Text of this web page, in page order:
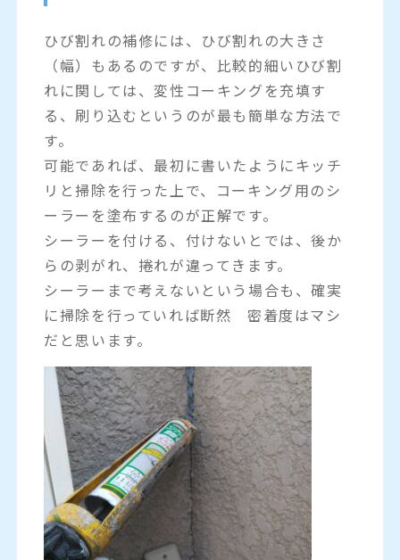
ひび割れの補修には、ひび割れの大きさ
（幅）もあるのですが、比較的細いひび割
れに関しては、変性コーキングを充填す
る、刷り込むというのが最も簡単な方法で
す。
可能であれば、最初に書いたようにキッチ
リと掃除を行った上で、コーキング用のシ
ーラーを塗布するのが正解です。
シーラーを付ける、付けないとでは、後か
らの剥がれ、捲れが違ってきます。
シーラーまで考えないという場合も、確実
に掃除を行っていれば断然 密着度はマシ
だと思います。